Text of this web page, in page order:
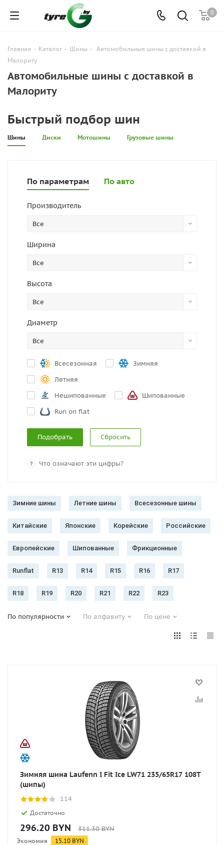
0
Главная - Каталог - Шины - Автомобильные шины с доставкой в
Малориту
Автомобильные шины с доставкой в
Малориту
Быстрый подбор шин
Шины Диски Мотошины Грузовые шины
По параметрам По авто
Производитель
Все
Ширина
Все
Высота
Все
Диаметр
Все
Всесезонная
Зимняя
Летняя
Нешипованные
Шипованные
Run on flat
Сбросить
? Что означают эти цифры?
Зимние шины Летние шины Всесезонные шины
Китайские Японские Корейские Российские
Европейские Шипованные Фрикционные
Runflat R13 R14 R15 R16 R17
R18 R19 R20 R21 R22 R23
По популярности По алфавиту По цене
Зимняя шина Laufenn I Fit Ice LW71 235/65R17 108T
(шипы)
114
Достаточно
296.20 BYN 311.30BYN
Экономия 15.10 BYN